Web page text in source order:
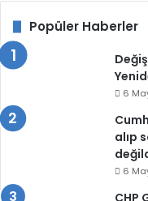
Popüler Haberler
6
alıp
6